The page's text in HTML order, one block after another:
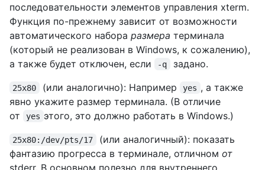
последовательности элементов управления xterm.
Функция по-прежнему зависит от возможности
автоматического набора размера терминала
(который не реализован в Windows, к сожалению),
а также будет отключен, если
-q задано.
25x80 (или аналогично): Например yes , а также
явно укажите размер терминала. (В отличие
от
yes этого, это должно работать в Windows.)
25x80:/dev/pts/17
(или аналогичный): показать
фантазию прогресса в терминале, отличном от
stderr. В основном полезно для внутреннего